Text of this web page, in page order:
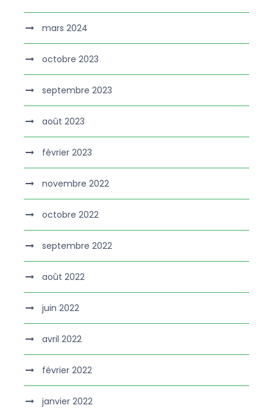
mars 2024
octobre 2023
septembre 2023
août 2023
février 2023
novembre 2022
octobre 2022
septembre 2022
août 2022
juin 2022
avril 2022
février 2022
janvier 2022